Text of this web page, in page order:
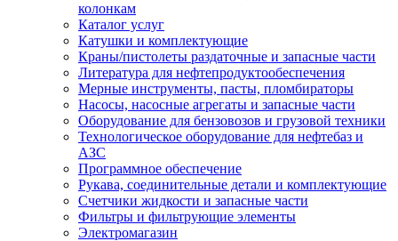
колонкам
Каталог услуг
Катушки и комплектующие
Краны/пистолеты раздаточные и запасные части
Литература для нефтепродуктообеспечения
Мерные инструменты, пасты, пломбираторы
Насосы, насосные агрегаты и запасные части
Оборудование для бензовозов и грузовой техники
Технологическое оборудование для нефтебаз и
АЗС
Программное обеспечение
Рукава, соединительные детали и комплектующие
Счетчики жидкости и запасные части
Фильтры и фильтрующие элементы
Электромагазин